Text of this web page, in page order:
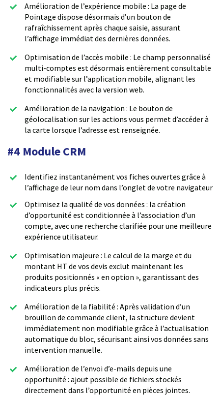
Amélioration de l’expérience mobile : La page de
Pointage dispose désormais d’un bouton de
rafraîchissement après chaque saisie, assurant
l’affichage immédiat des dernières données.
Optimisation de l’accès mobile : Le champ personnalisé
multi-comptes est désormais entièrement consultable
et modifiable sur l’application mobile, alignant les
fonctionnalités avec la version web.
Amélioration de la navigation : Le bouton de
géolocalisation sur les actions vous permet d’accéder à
la carte lorsque l’adresse est renseignée.
#4 Module CRM
Identifiez instantanément vos fiches ouvertes grâce à
l’affichage de leur nom dans l’onglet de votre navigateur
Optimisez la qualité de vos données : la création
d’opportunité est conditionnée à l’association d’un
compte, avec une recherche clarifiée pour une meilleure
expérience utilisateur.
Optimisation majeure : Le calcul de la marge et du
montant HT de vos devis exclut maintenant les
produits positionnés « en option », garantissant des
indicateurs plus précis.
Amélioration de la fiabilité : Après validation d’un
brouillon de commande client, la structure devient
immédiatement non modifiable grâce à l’actualisation
automatique du bloc, sécurisant ainsi vos données sans
intervention manuelle.
Amélioration de l’envoi d’e-mails depuis une
opportunité : ajout possible de fichiers stockés
directement dans l’opportunité en pièces jointes.